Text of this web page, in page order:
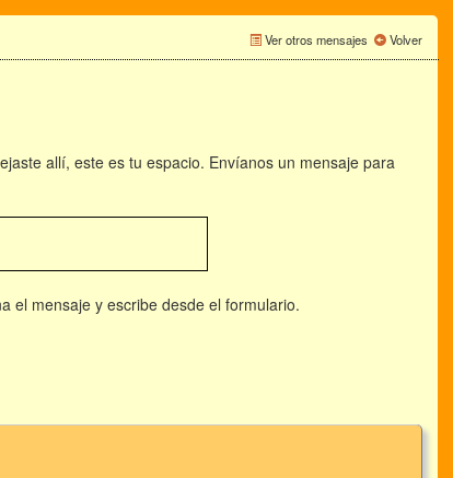
Ver otros mensajes Volver
allí, este es tu espacio. Envíanos un mensaje para
el mensaje y escribe desde el formulario.